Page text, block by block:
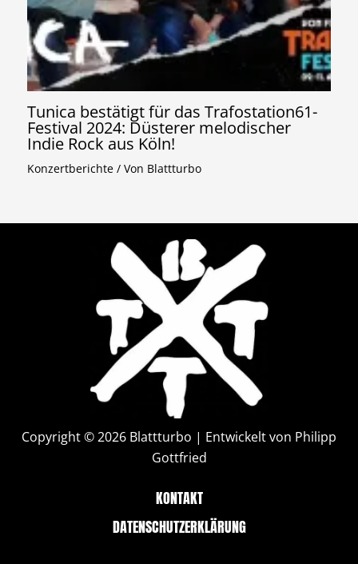
Tunica bestätigt für das Trafostation61-
Festival 2024: Düsterer melodischer
Indie Rock aus Köln!
Konzertberichte / Von Blattturbo
Copyright © 2026 Blattturbo | Entwickelt von Philipp
Gottfried
KONTAKT
DATENSCHUTZERKLÄRUNG